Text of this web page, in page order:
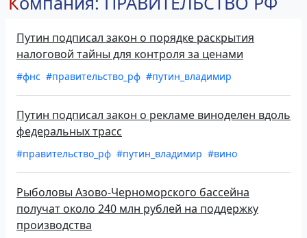
Путин подписал закон о порядке раскрытия
налоговой тайны для контроля за ценами
#фнс #правительство_рф #путин_владимир
Путин подписал закон о рекламе виноделен вдоль
федеральных трасс
#правительство_рф #путин_владимир #вино
Рыболовы Азово-Черноморского бассейна
получат около 240 млн рублей на поддержку
производства